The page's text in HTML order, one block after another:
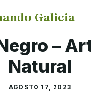
Galicia
–
Natural
AGOSTO 17, 2023